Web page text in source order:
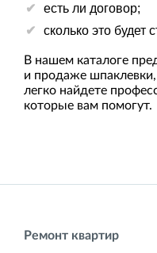
есть ли договор;
сколько это будет
В нашем каталоге
и продаже
легко найдете
которые вам помогут.
Ремонт квартир